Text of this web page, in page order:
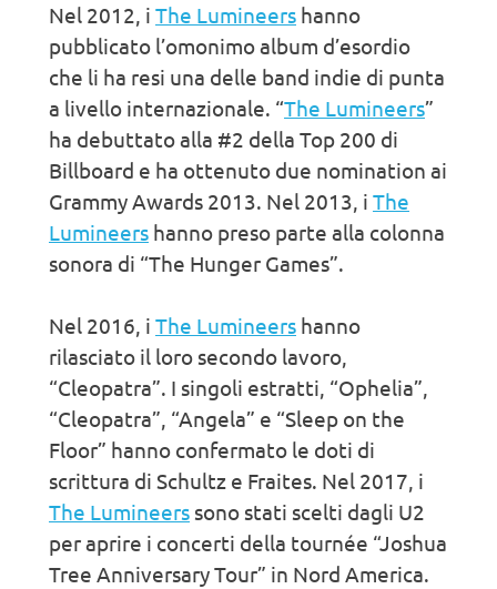
Nel 2012, i The Lumineers hanno
pubblicato l’omonimo album d’esordio
che li ha resi una delle band indie di punta
a livello internazionale. “The Lumineers”
ha debuttato alla #2 della Top 200 di
Billboard e ha ottenuto due nomination ai
Grammy Awards 2013. Nel 2013, i The
Lumineers hanno preso parte alla colonna
sonora di “The Hunger Games”.
Nel 2016, i The Lumineers hanno
rilasciato il loro secondo lavoro,
“Cleopatra”. I singoli estratti, “Ophelia”,
“Cleopatra”, “Angela” e “Sleep on the
Floor” hanno confermato le doti di
scrittura di Schultz e Fraites. Nel 2017, i
The Lumineers sono stati scelti dagli U2
per aprire i concerti della tournée “Joshua
Tree Anniversary Tour” in Nord America.